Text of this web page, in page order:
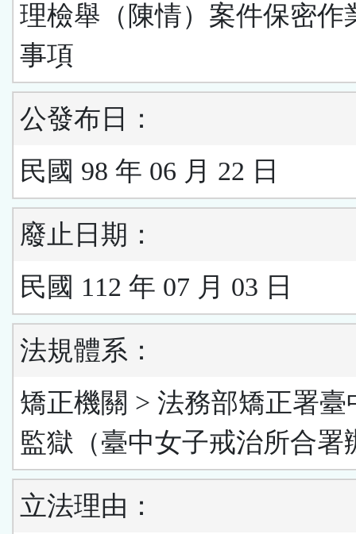
理檢舉（陳情）案件保密作
事項
公發布日：
民國 98 年 06 月 22 日
廢止日期：
民國 112 年 07 月 03 日
法規體系：
矯正機關 > 法務部矯正署臺
監獄（臺中女子戒治所合署
立法理由：